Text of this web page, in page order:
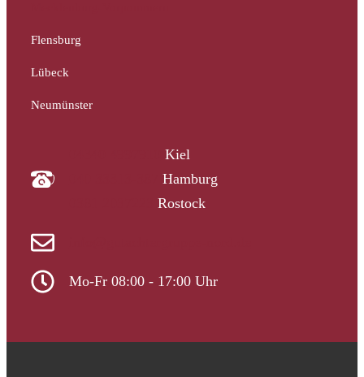
Flensburg
Lübeck
Neumünster
Kiel
Hamburg
Rostock
Mo-Fr 08:00 - 17:00 Uhr